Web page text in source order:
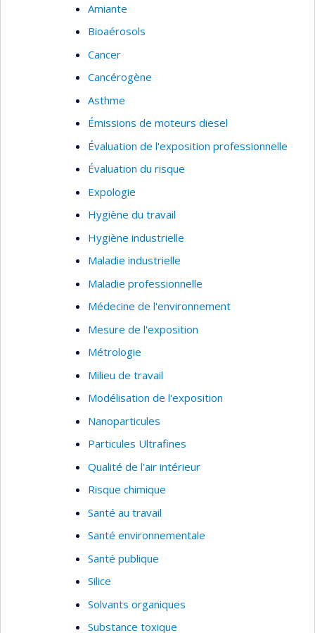
Amiante
Bioaérosols
Cancer
Cancérogène
Asthme
Émissions de moteurs diesel
Évaluation de l'exposition professionnelle
Évaluation du risque
Expologie
Hygiène du travail
Hygiène industrielle
Maladie industrielle
Maladie professionnelle
Médecine de l'environnement
Mesure de l'exposition
Métrologie
Milieu de travail
Modélisation de l'exposition
Nanoparticules
Particules Ultrafines
Qualité de l'air intérieur
Risque chimique
Santé au travail
Santé environnementale
Santé publique
Silice
Solvants organiques
Substance toxique